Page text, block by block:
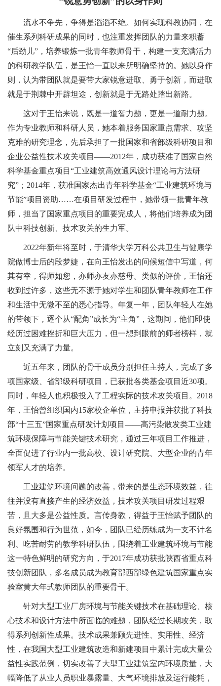
流水不争先，争得是滔滔不绝。如何实现科教协同，在
催生系列科研成果的同时，也注重发挥团队的力量来积蓄
“后劲儿” ，培养锻炼一批青年教师骨干，构建一支充满活力
的科研教学队伍，是王怡一直以来所明确坚持的。她以身作
则，认为带团队就是要带大家锐意进取、勇于创新，而进取
就是于荆棘中开辟坦途，创新就是于无路处踏出新路。
这对于王怡来说，既是一道智力题，更是一道耐力题。
作为专业教师和科研人员，她本着服务国家重点需求、攻坚
克难的研究理念，先后承担了一批国家和省部级科研项目和
企业公益性技术攻关项目 ——2012年，成功获准了国家自然
科学基金重点项目 “工业建筑高效通风设计理论与方法研
究” ；2014年，获准国家杰出青年科学基金“工业建筑环境与
节能”项目资助……在项目研发过程中，她带领一批青年教
师，担当了国家重点项目的重要完成人，将他们培养成为团
队中科技创新、技术攻关的生力军。
2022年新年将至时，于清华大学万科公共卫生与健康学
院做博士后的段梦婕，在向王怡发出的问候短信中写道，何
其有幸，得师如您，亦师亦友亦慈母。类似的评价，王怡还
收到过许多，这些无不源于她对学生和团队青年教师在工作
和生活中无微不至的悉心指导。年复一年，团队年轻人在她
的带领下，逐个从“配角”成长为“主角” ，这期间，他们即使
经历过困难挫折和巨大压力，但一想到眼前的师者榜样，就
立刻又充满了力量。
近五年来，团队的骨干成员分别担任主持人，完成了多
项国家级、省部级科研项目， 已获批各类基金项目近30项。
同时，年轻人也积极投入了工程实际的技术攻关项目。 2018
年，王怡曾组织国内15家校企单位，主持申报并获批了科技
部“十三五”国家重点研发计划项目 ——高污染散发类工业建
筑环境保障与节能关键技术研究，通过三年项目工作推进，
全面促进了行业内一批高校、设计研究院、大型企业的青年
领军人才的培养。
工业建筑环境问题的改善，带来的是生态环境效益，往
往并没有直接产生的经济效益，技术攻关项目研发过程艰
苦，且大多是公益性质。 言传身教，得益于王怡赋予团队的
良好氛围和行为世范，如今，团队已经历练成为一支不计名
利、吃苦耐劳的教学科研队伍，围绕着工业建筑环境与节能
这一特色鲜明的研究方向，于2017年成功获批陕西省重点科
技创新团队，多名成员成为教育部西部绿色建筑国家重点实
验室黄大年式教师团队的重要骨干。
针对大型工业厂房环境与节能关键技术在基础理论、核
心技术和设计方法中所面临的难题，团队经过长期攻关，取
得系列创新性成果。技术成果兼顾先进性、实用性、经济
性，在我国大型工业建筑改造和新建项目中累计完成大量公
益性实践范例，切实改善了大型工业建筑室内环境质量，大
幅降低了从业人员职业暴露量、大气环境排放及运行能耗，